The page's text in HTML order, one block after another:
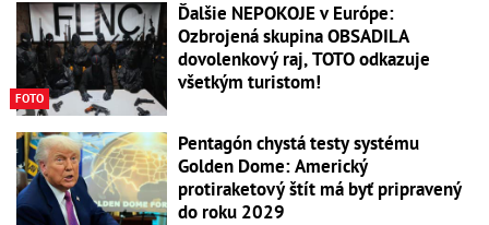
FOTO
Ďalšie NEPOKOJE v Európe:
Ozbrojená skupina OBSADILA
dovolenkový raj, TOTO odkazuje
všetkým turistom!
Pentagón chystá testy systému
Golden Dome: Americký
protiraketový štít má byť pripravený
do roku 2029